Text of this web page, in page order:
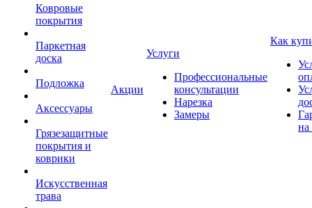
Ковровые
покрытия
Паркетная
доска
Подложка
Аксессуары
Грязезащитные
покрытия и
коврики
Искусственная
трава
Акции
Услуги
Профессиональные
консультации
Нарезка
Замеры
Как
на